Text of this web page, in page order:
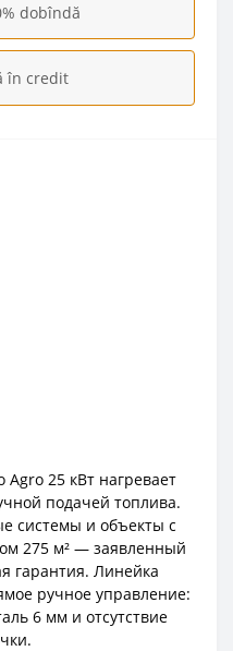
dobîndă
în credit
25 кВт нагревает
подачей топлива.
системы и объекты с
275 м² — заявленный
гарантия. Линейка
ручное управление:
6 мм и отсутствие